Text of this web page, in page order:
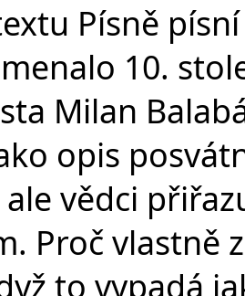
Písně
10.
Milan
opis
ale vědci
Proč vlastně
to vypadá